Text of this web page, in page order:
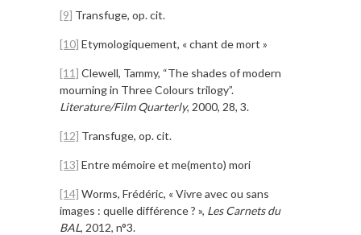
[9] Transfuge, op. cit.
[10] Etymologiquement, « chant de mort »
[11] Clewell, Tammy, “The shades of modern
mourning in Three Colours trilogy”.
Literature/Film Quarterly, 2000, 28, 3.
[12] Transfuge, op. cit.
[13] Entre mémoire et me(mento) mori
[14] Worms, Frédéric, « Vivre avec ou sans
images : quelle différence ? », Les Carnets du
BAL, 2012, n°3.